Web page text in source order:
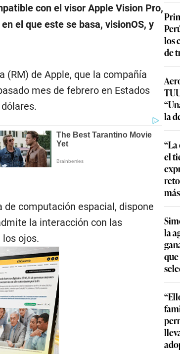
con el visor Apple Vision Pro,
el que este se basa, visionOS, y
(RM) de Apple, que la compañía
mes de febrero en Estados
computación espacial, dispone
la interacción con las
los ojos.
los
de
la
el
la